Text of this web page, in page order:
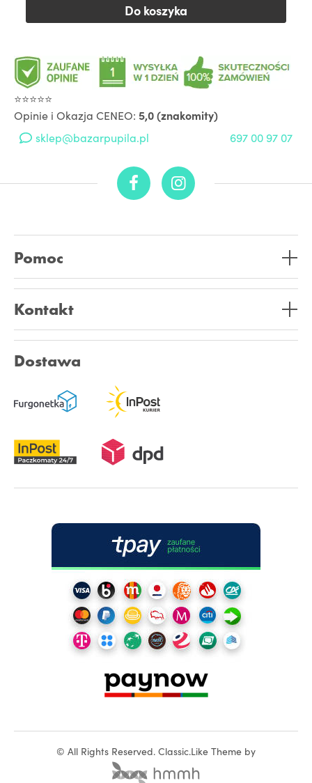
Do koszyka
⭐⭐⭐⭐⭐
Opinie i Okazja CENEO: 5,0 (znakomity)
sklep@bazarpupila.pl
697 00 97 07
Pomoc
Kontakt
Dostawa
© All Rights Reserved. Classic.Like Theme by